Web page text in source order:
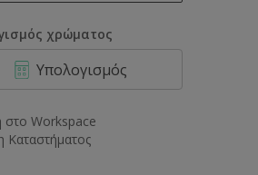
χρώματος
Υπολογισμός
Workspace
Καταστήματος